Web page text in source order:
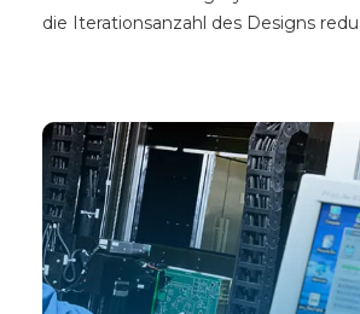
die Iterationsanzahl des Designs